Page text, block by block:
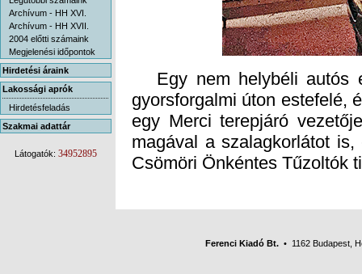
Archívum - HH XVI.
Archívum - HH XVII.
2004 előtti számaink
Megjelenési időpontok
Hirdetési áraink
Lakossági aprók
Hirdetésfeladás
Szakmai adattár
Látogatók: 34952895
Egy nem helybéli autós
gyorsforgalmi úton
egy Merci terepjáró
magával a szalagkorlátot
Csömöri Önkéntes Tűzoltók
Ferenci Kiadó Bt. • 1162 Budapest,